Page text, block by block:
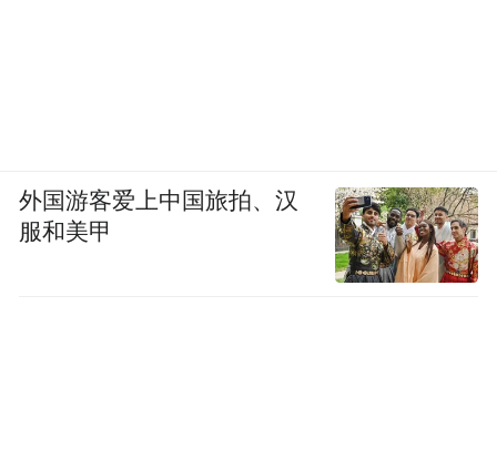
青岛大学毕赛教授：《基于DNA纳米技术的生化
分析与纳米诊疗研究》
外国游客爱上中国旅拍、汉
服和美甲